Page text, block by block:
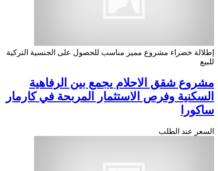
إطلالة خضراء مشروع مميز مناسب للحصول على الجنسية التركية
للبيع
مشروع شقق الاحلام يجمع بين الرفاهية
السكنية وفرص الاستثمار المربحة في كارمار
ساكورا
السعر عند الطلب